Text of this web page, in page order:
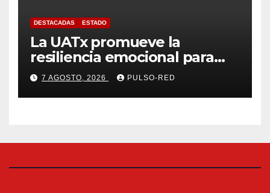
DESTACADAS ESTADO
La UATx promueve la
resiliencia emocional para
fortalecer salud y bienestar
de estudiantes y docentes
7 AGOSTO, 2026 PULSO-RED